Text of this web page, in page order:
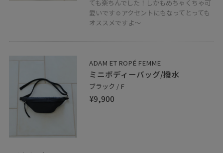
◾️代引き通販も承っております。
ADAM ET ROPÉ 京都
営業時間 : 11:00〜20:00
Tel 075-212-5672
ても楽ちんでした！しかもめちゃくちゃ可
愛いです☺︎アクセントにもなってとっても
オススメですよ〜
ADAM ET ROPÉ FEMME
ミニボディーバッグ/撥水
ブラック / F
¥9,900